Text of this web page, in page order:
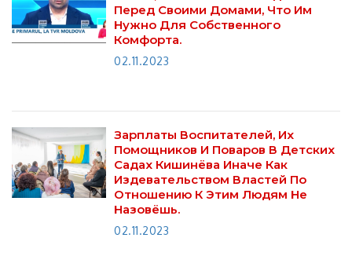
Перед Своими Домами, Что Им
Нужно Для Собственного
Комфорта.
02.11.2023
Зарплаты Воспитателей, Их
Помощников И Поваров В Детских
Садах Кишинёва Иначе Как
Издевательством Властей По
Отношению К Этим Людям Не
Назовёшь.
02.11.2023